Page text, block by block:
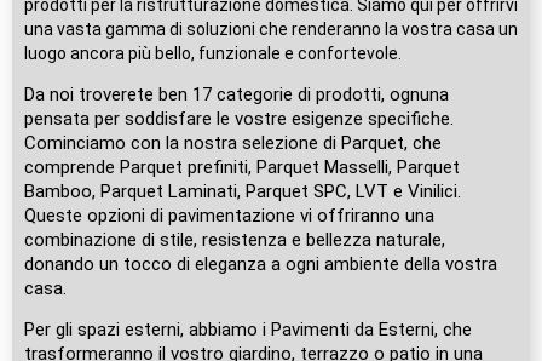
prodotti per la ristrutturazione domestica. Siamo qui per offrirvi
una vasta gamma di soluzioni che renderanno la vostra casa un
luogo ancora più bello, funzionale e confortevole.
Da noi troverete ben 17 categorie di prodotti, ognuna
pensata per soddisfare le vostre esigenze specifiche.
Cominciamo con la nostra selezione di Parquet, che
comprende Parquet prefiniti, Parquet Masselli, Parquet
Bamboo, Parquet Laminati, Parquet SPC, LVT e Vinilici.
Queste opzioni di pavimentazione vi offriranno una
combinazione di stile, resistenza e bellezza naturale,
donando un tocco di eleganza a ogni ambiente della vostra
casa.
Per gli spazi esterni, abbiamo i Pavimenti da Esterni, che
trasformeranno il vostro giardino, terrazzo o patio in una